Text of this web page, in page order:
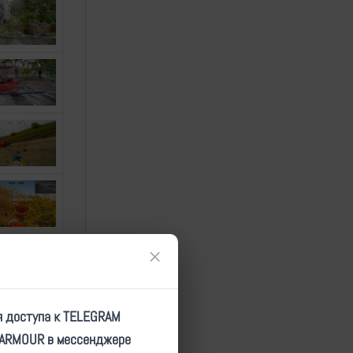
×
к TELEGRAM
в мессенджере